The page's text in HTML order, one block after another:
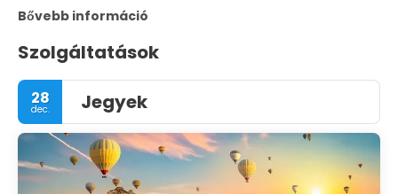
Bővebb információ
Szolgáltatások
28
dec. Jegyek